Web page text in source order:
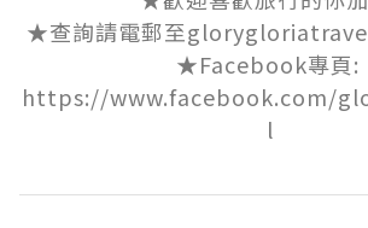
★查詢請電郵至
★Facebook專頁:
https://www.facebook.com/
l